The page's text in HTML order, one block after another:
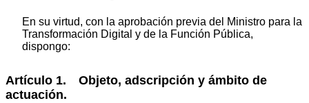
En su virtud, con la aprobación previa del Ministro para la
Transformación Digital y de la Función Pública,
dispongo:
Artículo 1. Objeto, adscripción y ámbito de
actuación.